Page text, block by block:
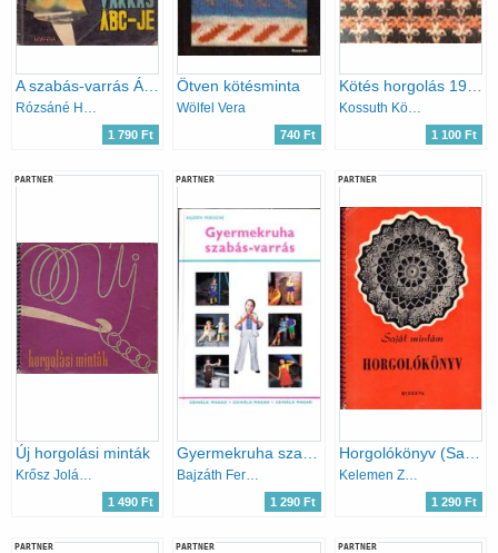
A szabás-varrás ÁBC-je.
Rózsáné Hajdu Gizi
1 790 Ft
Ötven kötésminta
Wölfel Vera
740 Ft
Kötés horgolás 1978
Kossuth Könyvkiadó
1 100 Ft
PARTNER
Új horgolási minták
Krősz Jolán; Karalyos Margit
1 490 Ft
PARTNER
Bajzáth Ferencné
1 290 Ft
PARTNER
Kelemen Zsuzsa (szerk)
1 290 Ft
PARTNER PARTNER PARTNER